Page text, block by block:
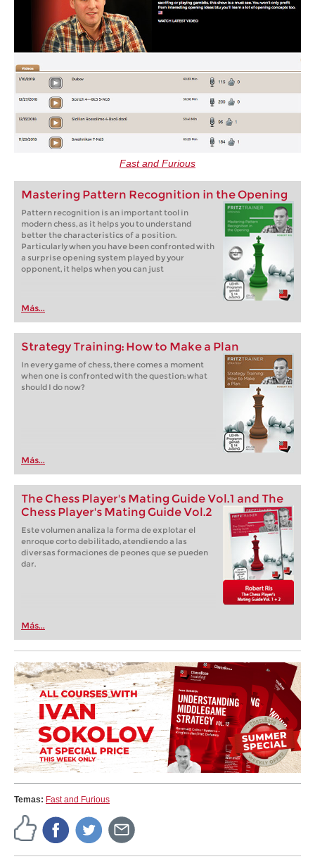
Fast and Furious
Mastering Pattern Recognition in the Opening
Pattern recognition is an important tool in
modern chess, as it helps you to understand
better the characteristics of a position.
Particularly when you have been confronted with
a surprise opening system played by your
opponent, it helps when you can just
Más...
Strategy Training: How to Make a Plan
In every game of chess, there comes a moment
when one is confronted with the question: what
should I do now?
Más...
The Chess Player's Mating Guide Vol.1 and The
Chess Player's Mating Guide Vol.2
Este volumen analiza la forma de explotar el
enroque corto debilitado, atendiendo a las
diversas formaciones de peones que se pueden
dar.
Más...
Temas: Fast and Furious